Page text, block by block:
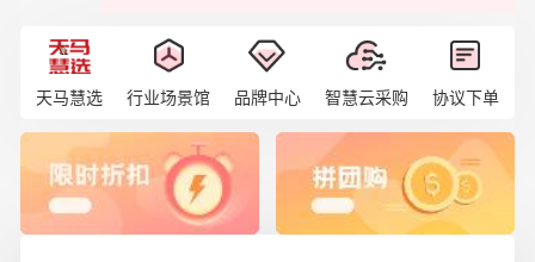
天马慧选 行业场景馆 品牌中心 智慧云采购 协议下单